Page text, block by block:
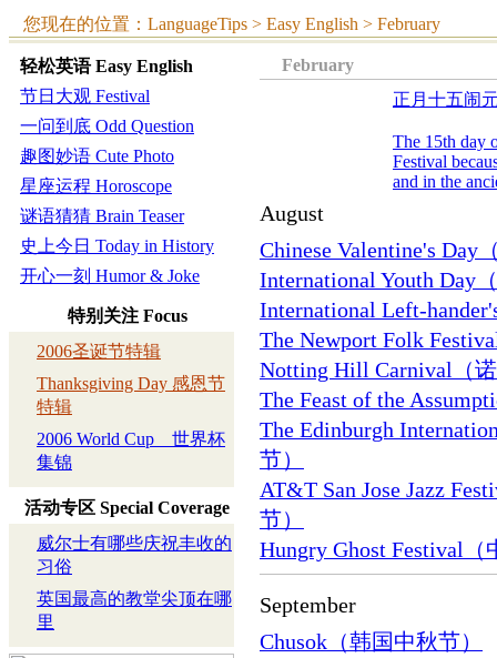
您现在的位置：LanguageTips > Easy English > February
轻松英语 Easy English
节日大观 Festival
一问到底 Odd Question
趣图妙语 Cute Photo
星座运程 Horoscope
谜语猜猜 Brain Teaser
史上今日 Today in History
开心一刻 Humor & Joke
特别关注 Focus
2006圣诞节特辑
Thanksgiving Day 感恩节
特辑
2006 World Cup 世界杯
集锦
活动专区 Special Coverage
威尔士有哪些庆祝丰收的
习俗
英国最高的教堂尖顶在哪
里
February
正月十五闹
The 15th day
Festival
and in the
August
Chinese Valentine's Day
International Youth Day
International Left-
The Newport Folk
Notting Hill Carnival（
The Feast of the
The Edinburgh
节）
AT&T San Jose Jazz
节）
Hungry Ghost Festival（
September
Chusok（韩国中秋节）